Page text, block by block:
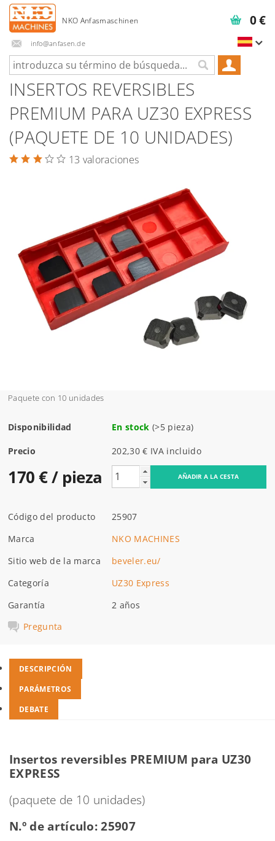
info@anfasen.de
0 €
INSERTOS REVERSIBLES
PREMIUM PARA UZ30 EXPRESS
(PAQUETE DE 10 UNIDADES)
13 valoraciones
Paquete con 10 unidades
Disponibilidad En stock (>5 pieza)
Precio 202,30 € IVA incluido
170 €/ pieza
Código del producto
25907
Marca
NKO MACHINES
Sitio web de la marca
beveler.eu/
Categoría
UZ30 Express
Garantía
2 años
Pregunta
DESCRIPCIÓN
PARÁMETROS
DEBATE
Insertos reversibles PREMIUM para UZ30
EXPRESS
(paquete de 10 unidades)
N.º de artículo: 25907